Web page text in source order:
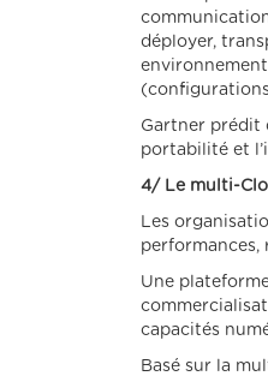
déployer,
Gartner prédit
portabilité et
4/ Le multi-
Les
performances,
Une
capacités
Basé sur la